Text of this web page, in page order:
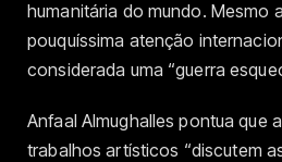
humanitária do mundo. Mesmo
pouquíssima atenção
considerada uma “guerra
Anfaal Almughalles pontua que
trabalhos artísticos “discutem